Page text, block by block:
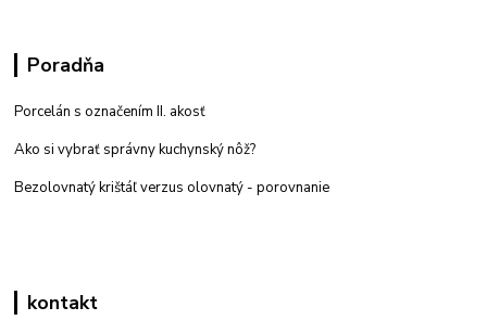
Poradňa
Porcelán s označením II. akosť
Ako si vybrať správny kuchynský nôž?
Bezolovnatý krištáľ verzus olovnatý - porovnanie
kontakt